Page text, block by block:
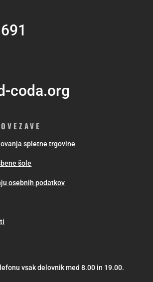
coda.org
spletne trgovine
šole
osebnih podatkov
vsak delovnik med 8.00 in 19.00.